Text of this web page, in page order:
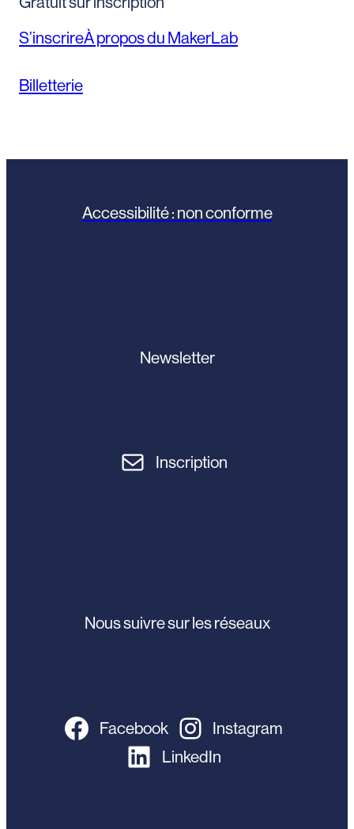
S’inscrireÀ propos du MakerLab
Billetterie
Accessibilité : non conforme
Newsletter
Inscription
Nous suivre sur les réseaux
Facebook
Instagram
LinkedIn